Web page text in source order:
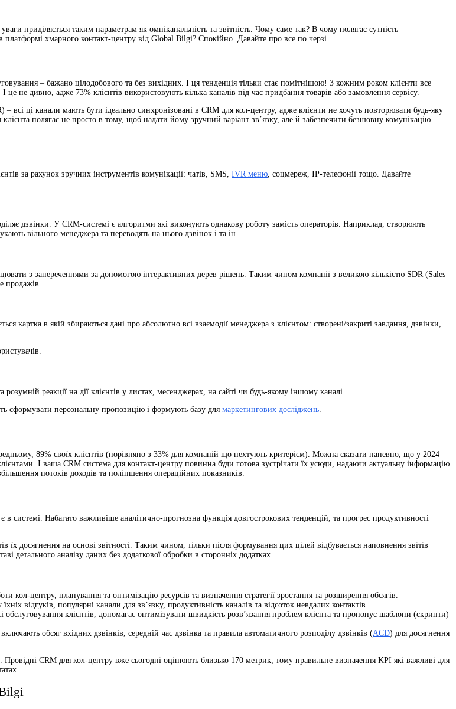
приділяється таким параметрам як омніканальність та звітність. Чому саме так? В чому полягає сутність
хмарного контакт-центру від Global Bilgi? Спокійно. Давайте про все по черзі.
– бажано цілодобового та без вихідних. І ця тенденція тільки стає помітнішою! З кожним роком клієнти все
не дивно, адже 73% клієнтів використовують кілька каналів під час придбання товарів або замовлення сервісу.
всі ці канали мають бути ідеально синхронізовані в CRM для кол-центру, адже клієнти не хочуть повторювати будь-яку
полягає не просто в тому, щоб надати йому зручний варіант зв’язку, але й забезпечити безшовну комунікацію
за рахунок зручних інструментів комунікації: чатів, SMS, IVR меню, соцмереж, IP-телефонії тощо. Давайте
дзвінки. У CRM-системі є алгоритми які виконують однакову роботу замість операторів. Наприклад, створюють
вільного менеджера та переводять на нього дзвінок і та ін.
з запереченнями за допомогою інтерактивних дерев рішень. Таким чином компанії з великою кількістю SDR (Sales
продажів.
картка в якій збираються дані про абсолютно всі взаємодії менеджера з клієнтом: створені/закриті завдання, дзвінки,
реакції на дії клієнтів у листах, месенджерах, на сайті чи будь-якому іншому каналі.
сформувати персональну пропозицію і формують базу для маркетингових досліджень.
89% своїх клієнтів (порівняно з 33% для компаній що нехтують критерієм). Можна сказати напевно, що у 2024
І ваша CRM система для контакт-центру повинна буди готова зустрічати їх усюди, надаючи актуальну інформацію
потоків доходів та поліпшення операційних показників.
системі. Набагато важливіше аналітично-прогнозна функція довгострокових тенденцій, та прогрес продуктивності
досягнення на основі звітності. Таким чином, тільки після формування цих цілей відбувається наповнення звітів
детального аналізу даних без додаткової обробки в сторонніх додатках.
кол-центру, планування та оптимізацію ресурсів та визначення стратегії зростання та розширення обсягів.
відгуків, популярні канали для зв’язку, продуктивність каналів та відсоток невдалих контактів.
обслуговування клієнтів, допомагає оптимізувати швидкість розв’язання проблем клієнта та пропонує шаблони (скрипти)
обсяг вхідних дзвінків, середній час дзвінка та правила автоматичного розподілу дзвінків (ACD) для досягнення
CRM для кол-центру вже сьогодні оцінюють близько 170 метрик, тому правильне визначення KPI які важливі для